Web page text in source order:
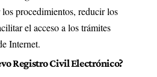
procedimientos, reducir los
el acceso a los trámites
Internet.
Registro Civil Electrónico?